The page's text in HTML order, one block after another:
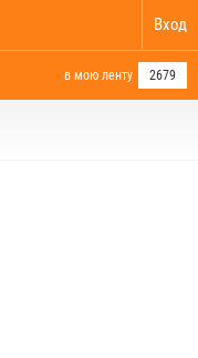
Вход
в мою ленту 2679